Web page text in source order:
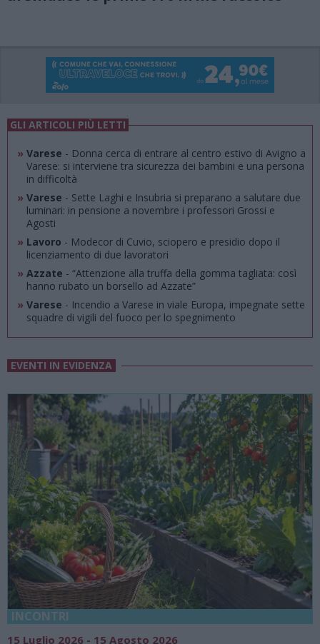
GLI ARTICOLI PIÙ LETTI
» Varese - Donna cerca di entrare al centro estivo di Avigno a
Varese: si interviene tra sicurezza dei bambini e una persona
in difficoltà
» Varese - Sette Laghi e Insubria si preparano a salutare due
luminari: in pensione a novembre i professori Grossi e
Agosti
» Lavoro - Modecor di Cuvio, sciopero e presidio dopo il
licenziamento di due lavoratori
» Azzate - “Attenzione alla truffa della gomma tagliata: così
hanno rubato un borsello ad Azzate”
» Varese - Incendio a Varese in viale Europa, impegnate sette
squadre di vigili del fuoco per lo spegnimento
EVENTI IN EVIDENZA
18 Luglio 2026 - 15 Agosto 2026